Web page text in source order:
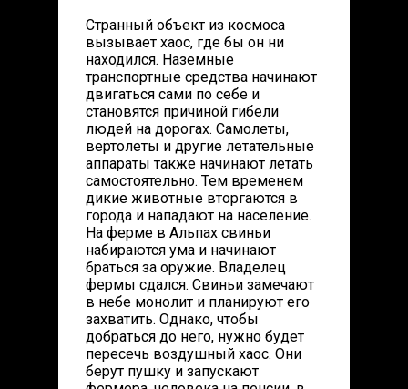
Странный объект из космоса
вызывает хаос, где бы он ни
находился. Наземные
транспортные средства начинают
двигаться сами по себе и
становятся причиной гибели
людей на дорогах. Самолеты,
вертолеты и другие летательные
аппараты также начинают летать
самостоятельно. Тем временем
дикие животные вторгаются в
города и нападают на население.
На ферме в Альпах свиньи
набираются ума и начинают
браться за оружие. Владелец
фермы сдался. Свиньи замечают
в небе монолит и планируют его
захватить. Однако, чтобы
добраться до него, нужно будет
пересечь воздушный хаос. Они
берут пушку и запускают